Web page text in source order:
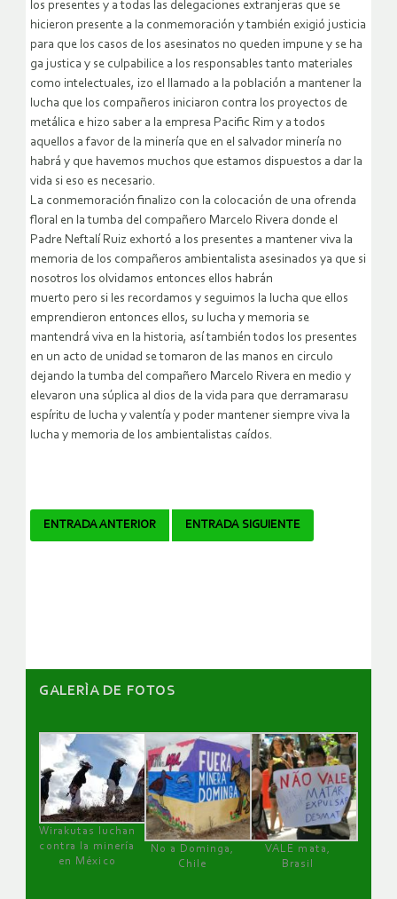
los presentes y a todas las delegaciones extranjeras que se
hicieron presente a la conmemoración y también exigió justicia
para que los casos de los asesinatos no queden impune y se ha
ga justica y se culpabilice a los responsables tanto materiales
como intelectuales, izo el llamado a la población a mantener la
lucha que los compañeros iniciaron contra los proyectos de
metálica e hizo saber a la empresa Pacific Rim y a todos
aquellos a favor de la minería que en el salvador minería no
habrá y que havemos muchos que estamos dispuestos a dar la
vida si eso es necesario.
La conmemoración finalizo con la colocación de una ofrenda
floral en la tumba del compañero Marcelo Rivera donde el
Padre Neftalí Ruiz exhortó a los presentes a mantener viva la
memoria de los compañeros ambientalista asesinados ya que si
nosotros los olvidamos entonces ellos habrán
muerto pero si les recordamos y seguimos la lucha que ellos
emprendieron entonces ellos, su lucha y memoria se
mantendrá viva en la historia, así también todos los presentes
en un acto de unidad se tomaron de las manos en circulo
dejando la tumba del compañero Marcelo Rivera en medio y
elevaron una súplica al dios de la vida para que derramarasu
espíritu de lucha y valentía y poder mantener siempre viva la
lucha y memoria de los ambientalistas caídos.
Navegador
ENTRADA ANTERIOR ENTRADA SIGUIENTE
GALERÌA DE FOTOS
Wirakutas luchan
contra la minería
en México
No a Dominga,
Chile
VALE mata,
Brasil